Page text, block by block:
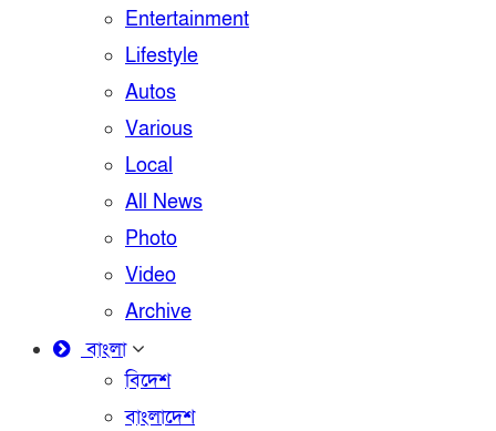
Entertainment
Lifestyle
Autos
Various
Local
All News
Photo
Video
Archive
বাংলা
বিদেশ
বাংলাদেশ